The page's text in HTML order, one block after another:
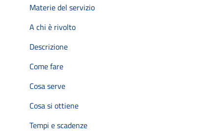
Materie del servizio
A chi è rivolto
Descrizione
Come fare
Cosa serve
Cosa si ottiene
Tempi e scadenze